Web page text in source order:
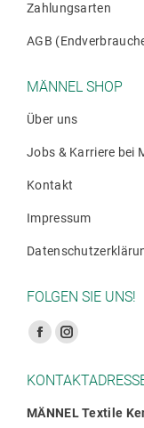
Zahlungsarten
AGB
MÄNNEL SHOP
Über uns
Jobs & Karriere bei
Kontakt
Impressum
FOLGEN SIE UNS!
Finden Sie uns auf:
Facebook
wird
in
Instagram
wird
in
MÄNNEL Textile